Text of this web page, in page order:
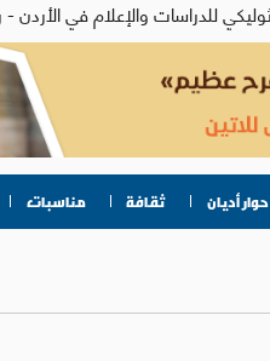
حوار أديان ثقافة مناسبات